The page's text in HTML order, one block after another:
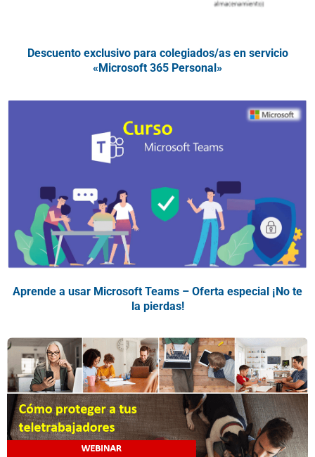
Descuento exclusivo para colegiados/as en servicio
«Microsoft 365 Personal»
Aprende a usar Microsoft Teams – Oferta especial ¡No te
la pierdas!